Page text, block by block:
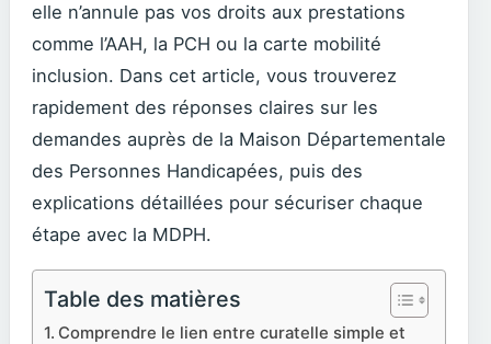
elle n’annule pas vos droits aux prestations
comme l’AAH, la PCH ou la carte mobilité
inclusion. Dans cet article, vous trouverez
rapidement des réponses claires sur les
demandes auprès de la Maison Départementale
des Personnes Handicapées, puis des
explications détaillées pour sécuriser chaque
étape avec la MDPH.
Table des matières
Comprendre le lien entre curatelle simple et